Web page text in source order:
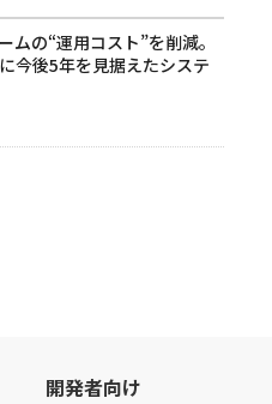
ムの“運用コスト”を削減。
今後5年を見据えたシステ
開発者向け